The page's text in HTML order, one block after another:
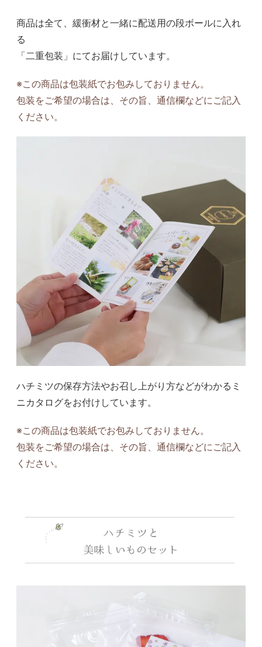
商品は全て、緩衝材と一緒に配送用の段ボールに入れ
る
「二重包装」にてお届けしています。
※この商品は包装紙でお包みしておりません。
包装をご希望の場合は、その旨、通信欄などにご記入
ください。
ハチミツの保存方法やお召し上がり方などがわかるミ
ニカタログをお付けしています。
※この商品は包装紙でお包みしておりません。
包装をご希望の場合は、その旨、通信欄などにご記入
ください。